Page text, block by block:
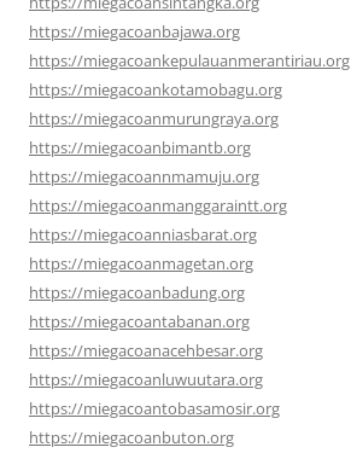
https://miegacoanbajawa.org
https://miegacoankepulauanmerantiriau.org
https://miegacoankotamobagu.org
https://miegacoanmurungraya.org
https://miegacoanbimantb.org
https://miegacoannmamuju.org
https://miegacoanmanggaraintt.org
https://miegacoanniasbarat.org
https://miegacoanmagetan.org
https://miegacoanbadung.org
https://miegacoantabanan.org
https://miegacoanacehbesar.org
https://miegacoanluwuutara.org
https://miegacoantobasamosir.org
https://miegacoanbuton.org